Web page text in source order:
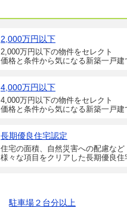
2,000万円以下
2,000万円以下の物件をセレクト
価格と条件から気になる新築一戸建
4,000万円以下
4,000万円以下の物件をセレクト
価格と条件から気になる新築一戸建
長期優良住宅認定
住宅の面積、自然災害への配慮など
様々な項目をクリアした長期優良住
駐車場２台分以上